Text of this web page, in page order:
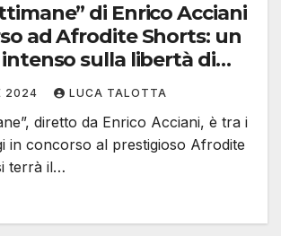
di Enrico Acciani
ad Afrodite Shorts: un
sulla libertà di
2024 LUCA TALOTTA
diretto da Enrico Acciani, è tra i
in concorso al prestigioso Afrodite
terrà il…